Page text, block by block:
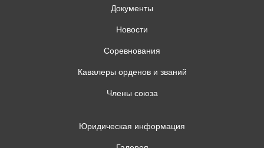
Документы
Новости
Соревнования
Кавалеры орденов и званий
Члены союза
Юридическая информация